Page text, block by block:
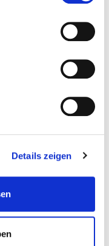
Details zeigen
Team der
Unter
in unserer
handelt!“ –